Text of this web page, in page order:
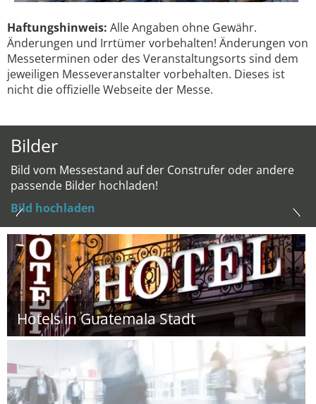
Haftungshinweis: Alle Angaben ohne Gewähr.
Änderungen und Irrtümer vorbehalten! Änderungen von
Messeterminen oder des Veranstaltungsorts sind dem
jeweiligen Messeveranstalter vorbehalten. Dieses ist
nicht die offizielle Webseite der Messe.
Bilder
Bild vom Messestand auf der Construfer oder andere
passende Bilder hochladen!
Bild hochladen
Hotels in Guatemala Stadt